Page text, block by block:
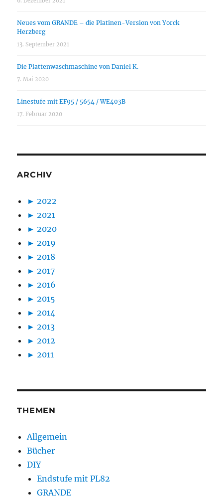
Neues vom GRANDE – die Platinen-Version von Yorck
Herzberg
13. September 2021
Die Plattenwaschmaschine von Daniel K.
7. Mai 2020
Linestufe mit EF95 / 5654 / WE403B
17. Februar 2020
ARCHIV
► 2022
► 2021
► 2020
► 2019
► 2018
► 2017
► 2016
► 2015
► 2014
► 2013
► 2012
► 2011
THEMEN
Allgemein
Bücher
DIY
Endstufe mit PL82
GRANDE